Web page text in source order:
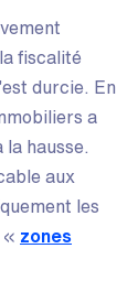
fiscalité
durcie. En
a
hausse.
aux
les
« zones